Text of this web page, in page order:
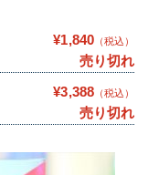
¥1,840 （税込）
売り切れ
¥3,388 （税込）
売り切れ